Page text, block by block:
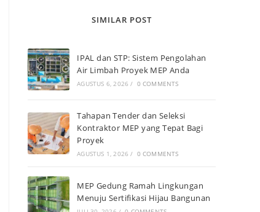
SIMILAR POST
IPAL dan STP: Sistem Pengolahan
Air Limbah Proyek MEP Anda
AGUSTUS 6, 2026 / 0 COMMENTS
Tahapan Tender dan Seleksi
Kontraktor MEP yang Tepat Bagi
Proyek
AGUSTUS 1, 2026 / 0 COMMENTS
MEP Gedung Ramah Lingkungan
Menuju Sertifikasi Hijau Bangunan